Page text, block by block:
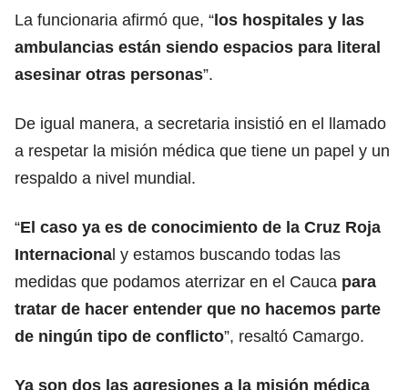
La funcionaria afirmó que, “los hospitales y las
ambulancias están siendo espacios para literal
asesinar otras personas”.
De igual manera, a secretaria insistió en el llamado
a respetar la misión médica que tiene un papel y un
respaldo a nivel mundial.
“El caso ya es de conocimiento de la Cruz Roja
Internacional y estamos buscando todas las
medidas que podamos aterrizar en el Cauca para
tratar de hacer entender que no hacemos parte
de ningún tipo de conflicto”, resaltó Camargo.
Ya son dos las agresiones a la misión médica